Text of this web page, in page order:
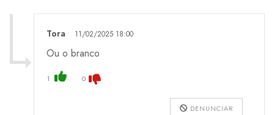
Tora 11/02/2025 18:00
Ou o branco
1 0
DENUNCIAR